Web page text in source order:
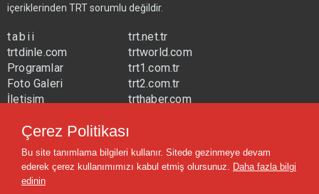
içeriklerinden TRT sorumlu değildir.
tabii
trtdinle.com
Programlar
Foto Galeri
İletişim
trt.net.tr
trtworld.com
trt1.com.tr
trt2.com.tr
trthaber.com
trtavaz.com.tr
trtmuzik.net.tr
trtcocuk.net.tr
Çerez Politikası
Bu site tanımlama bilgileri kullanır. Sitede gezinmeye devam
ederek çerez kullanımımızı kabul etmiş olursunuz. Daha fazla bilgi
edinin